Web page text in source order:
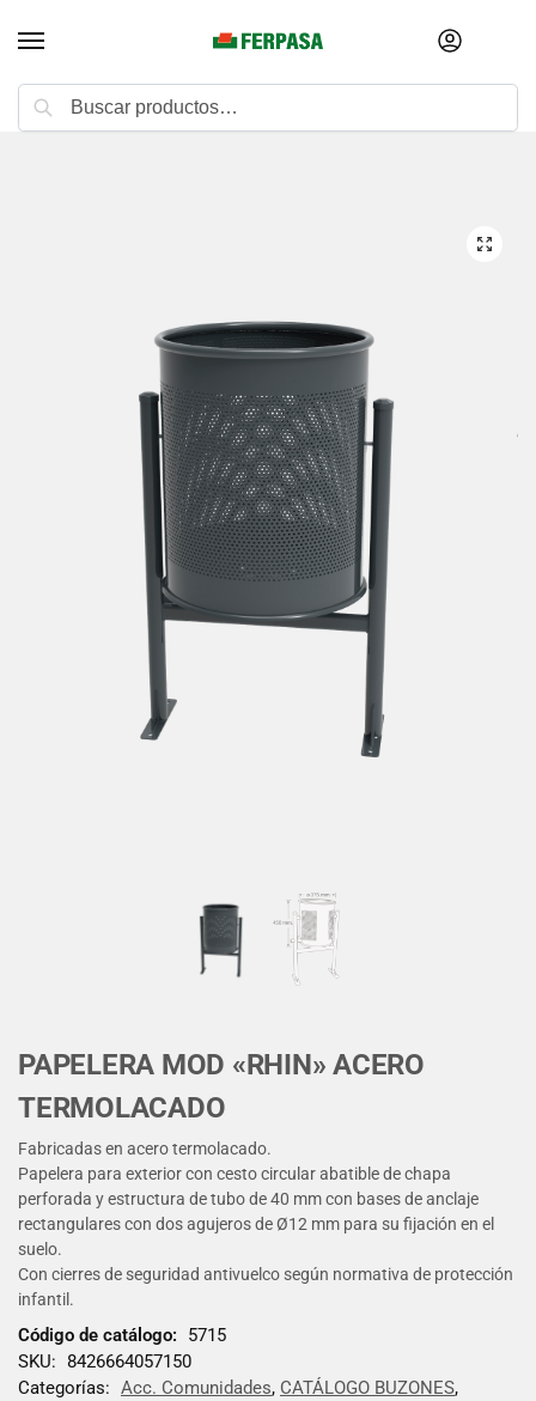
PAPELERA MOD «RHIN» ACERO
TERMOLACADO
Código de catálogo:
5715
SKU: 8426664057150
Categorías: Acc. Comunidades, CATÁLOGO BUZONES,
Fabricadas en acero termolacado.
Papelera para exterior con cesto circular abatible de chapa
perforada y estructura de tubo de 40 mm con bases de anclaje
rectangulares con dos agujeros de Ø12 mm para su fijación en el
suelo.
Con cierres de seguridad antivuelco según normativa de protección
infantil.